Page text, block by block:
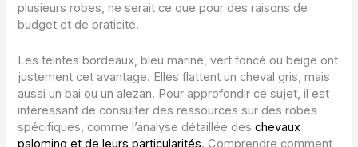
plusieurs robes, ne serait ce que pour des raisons de
budget et de praticité.
Les teintes bordeaux, bleu marine, vert foncé ou beige ont
justement cet avantage. Elles flattent un cheval gris, mais
aussi un bai ou un alezan. Pour approfondir ce sujet, il est
intéressant de consulter des ressources sur des robes
spécifiques, comme l’analyse détaillée deschevaux
palomino et de leurs particularités. Comprendre comment